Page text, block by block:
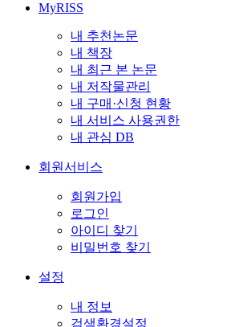
MyRISS
내 추천논문
내 책장
내 최근 본 논문
내 저작물관리
내 구매·신청 현황
내 서비스 사용권한
내 관심 DB
회원서비스
회원가입
로그인
아이디 찾기
비밀번호 찾기
설정
내 정보
검색환경설정